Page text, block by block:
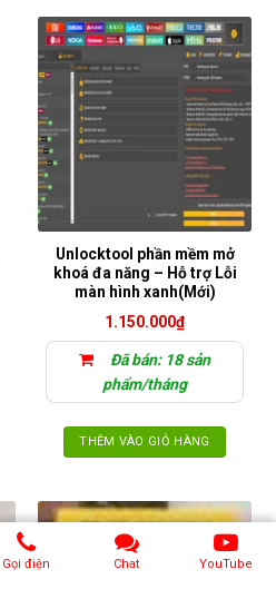
Unlocktool phần mềm mở
khoá đa năng – Hỗ trợ Lỗi
màn hình xanh(Mới)
1.150.000₫
Đã bán: 18 sản
phẩm/tháng
THÊM VÀO GIỎ HÀNG
Gọi điện Chat YouTube